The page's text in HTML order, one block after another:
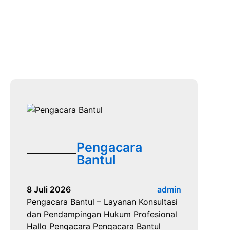
Pengacara
Bantul
8 Juli 2026
admin
Pengacara Bantul – Layanan Konsultasi
dan Pendampingan Hukum Profesional
Hallo Pengacara Pengacara Bantul